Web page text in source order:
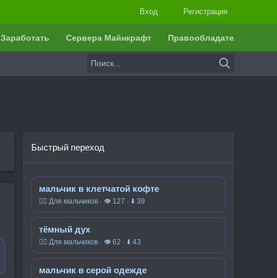
Вход Регистрация
Заработать Сервера Майнкрафт Правообладателям
Быстрый переход
мальчик в клетчатой кофте
🧍‍♂️ Для мальчиков · 👁 127 · ⬇ 39
тёмный дух
🧍‍♂️ Для мальчиков · 👁 62 · ⬇ 43
мальчик в серой одежде